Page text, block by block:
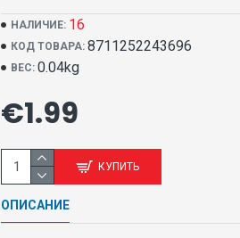
НАЛИЧИЕ: 16
КОД ТОВАРА: 8711252243696
ВЕС: 0.04kg
€1.99
КУПИТЬ
ОПИСАНИЕ